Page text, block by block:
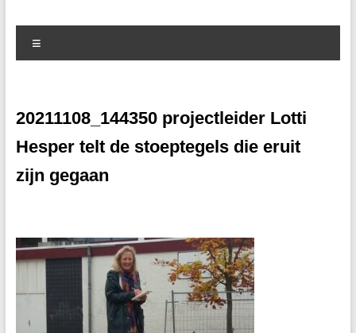
20211108_144350 projectleider Lotti
Hesper telt de stoeptegels die eruit
zijn gegaan